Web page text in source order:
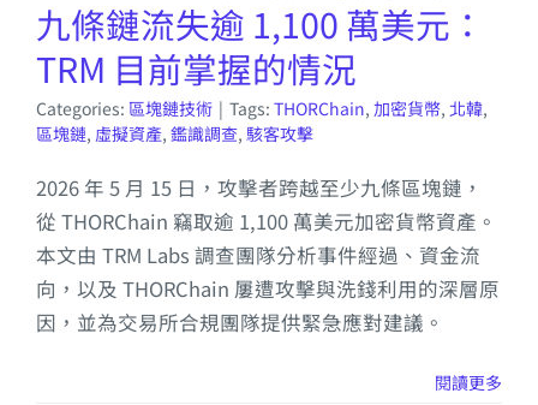
九條鏈流失逾 1,100 萬美元：
TRM 目前掌握的情況
Categories: 區塊鏈技術 | Tags: THORChain, 加密貨幣, 北韓,
區塊鏈, 虛擬資產, 鑑識調查, 駭客攻擊
2026 年 5 月 15 日，攻擊者跨越至少九條區塊鏈，
從 THORChain 竊取逾 1,100 萬美元加密貨幣資產。
本文由 TRM Labs 調查團隊分析事件經過、資金流
向，以及 THORChain 屢遭攻擊與洗錢利用的深層原
因，並為交易所合規團隊提供緊急應對建議。
閱讀更多